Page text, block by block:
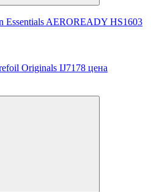
Essentials AEROREADY HS1603